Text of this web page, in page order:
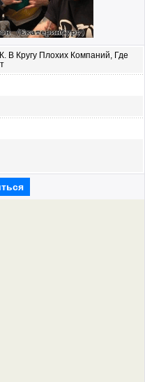
В Кругу Плохих Компаний, Где